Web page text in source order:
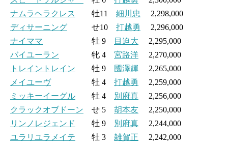
ナムラヘラクレス
牡11 細川忠
2,298,000
ディサーニング せ10 打越勇
2,296,000
ナイママ 牡 9 目迫大 2,295,000
バイユーラン 牝 4 宮路洋 2,270,000
トレイントレイン 牡 9 國澤輝 2,265,000
メイユーヴ牡 4 打越勇
2,259,000
ミッキーイーグル 牡 4 別府真 2,256,000
クラックオブドーン せ 5 胡本友 2,250,000
リンノレジェンド
牡 9 別府真 2,244,000
ユラリユラメイテ 牡 3 雑賀正 2,242,000